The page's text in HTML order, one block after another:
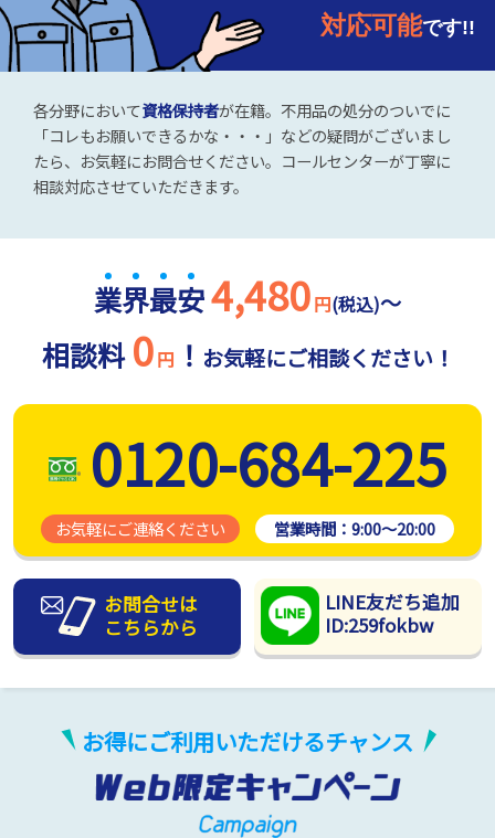
対応可能です!!
各分野において資格保持者が在籍。不用品の処分のついでに
「コレもお願いできるかな・・・」などの疑問がございまし
たら、お気軽にお問合せください。コールセンターが丁寧に
相談対応させていただきます。
業界最安4,480円(税込)～
相談料 0 円 ！ お気軽にご相談ください！
0120-684-225
お気軽にご連絡ください 営業時間： 9:00～20:00
お問合せは
こちらから
LINE友だち追加
ID:259fokbw
お得にご利用いただけるチャンス